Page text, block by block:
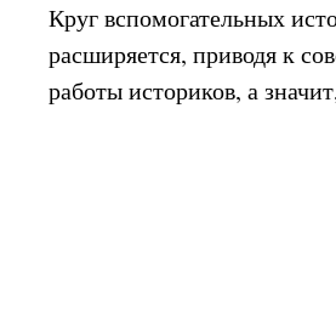
Круг вспомогательных
расширяется, приводя к
работы историков, а